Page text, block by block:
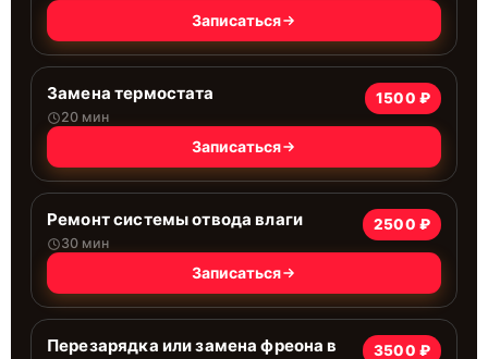
Записаться
Замена термостата
20 мин
1500 ₽
Записаться
Ремонт системы отводa влаги
30 мин
2500 ₽
Записаться
Перезарядка или замена фреона в
3500 ₽